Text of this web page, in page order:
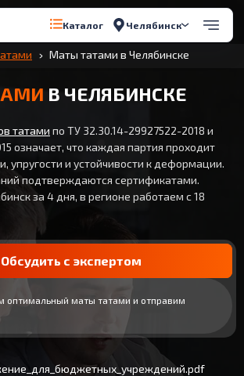
Каталог Челябинск
Маты татами в Челябинске
В ЧЕЛЯБИНСКЕ
татами по ТУ 32.30.14-29927522-2018 и
означает, что каждая партия проходит
упругости и устойчивости к деформации.
подтверждаются сертификатами.
за 4 дня, в регионе работаем с 18
Обсудить с экспертом
оптимальный маты татами и отправим